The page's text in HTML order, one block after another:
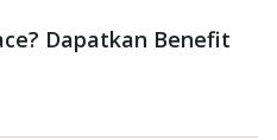
Dapatkan Benefit